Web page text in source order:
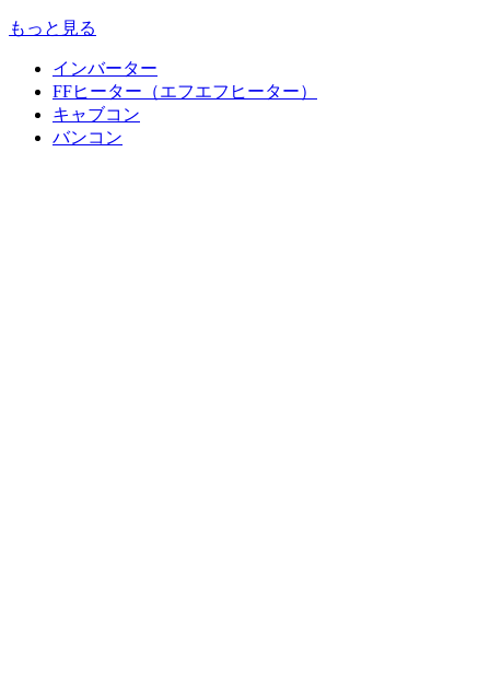
もっと見る
インバーター
FFヒーター（エフエフヒーター）
キャブコン
バンコン